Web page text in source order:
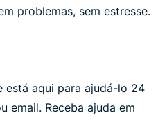
problemas, sem estresse.
está aqui para ajudá-lo 24
email. Receba ajuda em